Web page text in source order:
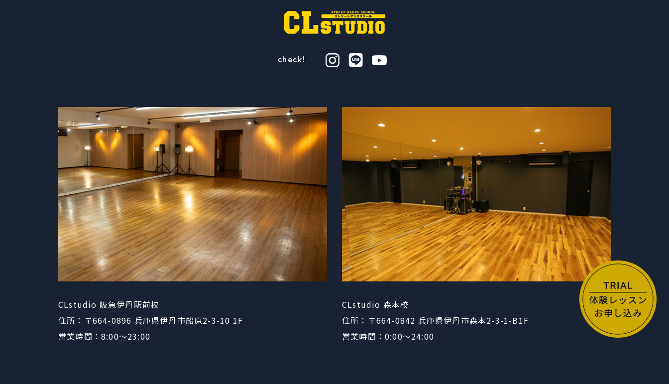
check! －
CLstudio 阪急伊丹駅前校
住所：〒664-0896 ​​​​​​​兵庫県伊丹市船原2-3-10 1F
営業時間：8:00〜23:00
CLstudio 森本校
住所：〒664-0842 ​​​​​​​兵庫県伊丹市森本2-3-1-B1F
営業時間：0:00〜24:00